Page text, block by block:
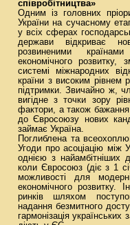
співробітництва»
Одним із головних
України на сучасному
у всіх сферах
держави відкриває
розвиненими
економічного розвитку,
системі міжнародних
країни з високим рівнем
підтримки. Звичайно ж,
вигідне з точки зору
фактори, а також
до Євросоюзу нових
займає Україна.
Поглиблена та
Угоди про асоціацію
однією з найамбітніших
коли Євросоюз (діє з 1
можливості для
економічного розвитку.
ринків шляхом
надання безмитного
гармонізація